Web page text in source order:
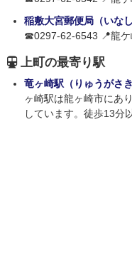
稲敷大宮郵便局（いな
☎0297-62-6543 📍龍ケ
上町の最寄り駅
竜ヶ崎駅（りゅうがさき
ヶ崎駅は龍ヶ崎市にあ
しています。徒歩13分